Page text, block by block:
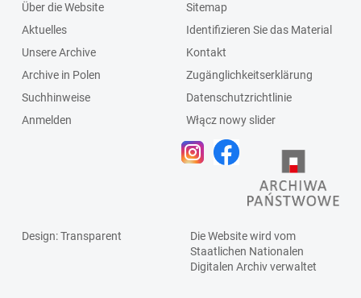
Über die Website
Aktuelles
Unsere Archive
Archive in Polen
Suchhinweise
Anmelden
Sitemap
Identifizieren Sie das Material
Kontakt
Zugänglichkeitserklärung
Datenschutzrichtlinie
Włącz nowy slider
Design: Transparent
Die Website wird vom
Staatlichen Nationalen
Digitalen Archivverwaltet